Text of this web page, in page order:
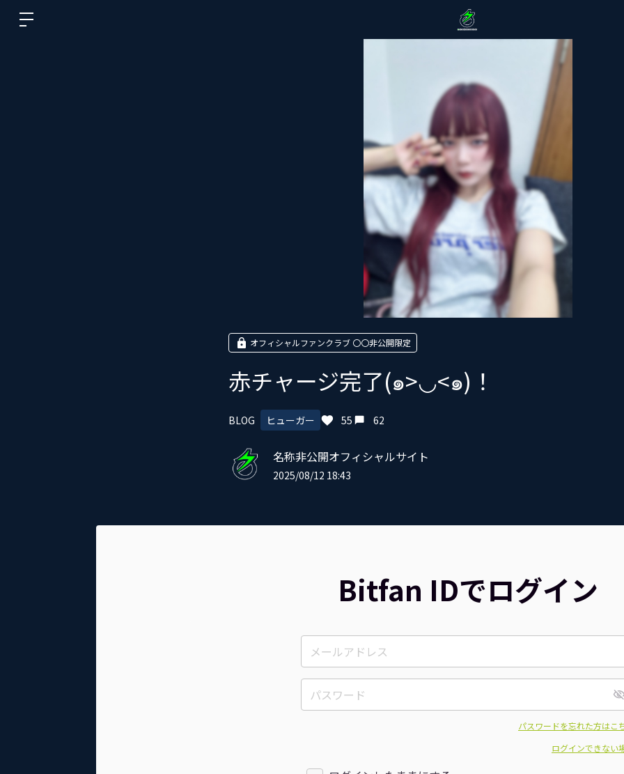
オフィシャルファンクラブ 〇〇非公開限定
赤チャージ完了(๑>◡<๑)！
BLOG ヒューガー 55 62
名称非公開オフィシャルサイト
2025/08/12 18:43
Bitfan IDでログイン
パスワードを忘れた方はこ
ログインできない